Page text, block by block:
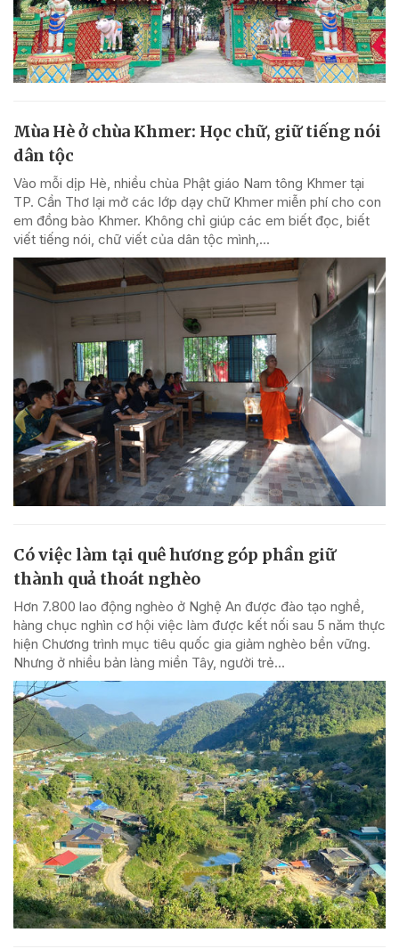
Mùa Hè ở chùa Khmer: Học chữ, giữ tiếng nói
dân tộc
Vào mỗi dịp Hè, nhiều chùa Phật giáo Nam tông Khmer tại
TP. Cần Thơ lại mở các lớp dạy chữ Khmer miễn phí cho con
em đồng bào Khmer. Không chỉ giúp các em biết đọc, biết
viết tiếng nói, chữ viết của dân tộc mình,...
Có việc làm tại quê hương góp phần giữ
thành quả thoát nghèo
Hơn 7.800 lao động nghèo ở Nghệ An được đào tạo nghề,
hàng chục nghìn cơ hội việc làm được kết nối sau 5 năm thực
hiện Chương trình mục tiêu quốc gia giảm nghèo bền vững.
Nhưng ở nhiều bản làng miền Tây, người trẻ...